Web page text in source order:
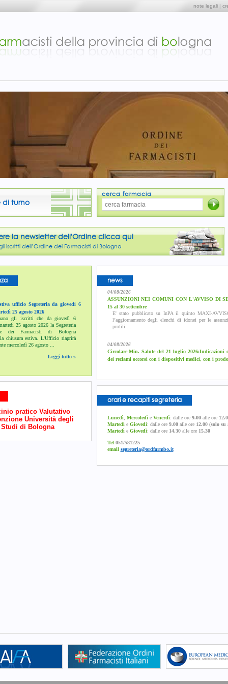
note legali |
di turno
cerca farmacia
la newsletter dell'Ordine clicca qui
iscritti dell’Ordine dei Farmacisti di Bologna
ufficio Segreteria da giovedì 6
25 agosto 2026
gli iscritti che da giovedì 6
25 agosto 2026 la Segreteria
dei Farmacisti di Bologna
la chiusura estiva. L'Ufficio riaprirà
mercoledì 26 agosto ...
Leggi tutto »
pratico Valutativo
Università degli
Studi di Bologna
news
04/08/2026
ASSUNZIONI NEI COMUNI CON L'AVVISO DI
15 al 30 settembre
E' stato pubblicato su InPA il quinto MAXI-
l’aggiornamento degli elenchi di idonei per le
profili ...
04/08/2026
Circolare Min. Salute del 21 luglio 2026:Indicazioni
dei reclami occorsi con i dispositivi medici, con i
orari e recapiti segreteria
Lunedì, Mercoledìe Venerdì: dalle ore 9.00alle ore
Martedìe Giovedì: dalle ore 9.00alle ore 12.00(solo su
Martedìe Giovedì: dalle ore 14.30alle ore 15.30
Tel 051/581225
email segreteria@ordfarmbo.it